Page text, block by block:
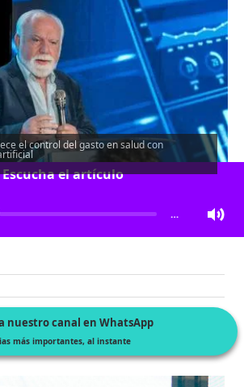
el control del gasto en salud con
Escucha el artículo
…
nuestro canal en WhatsApp
más importantes, al instante